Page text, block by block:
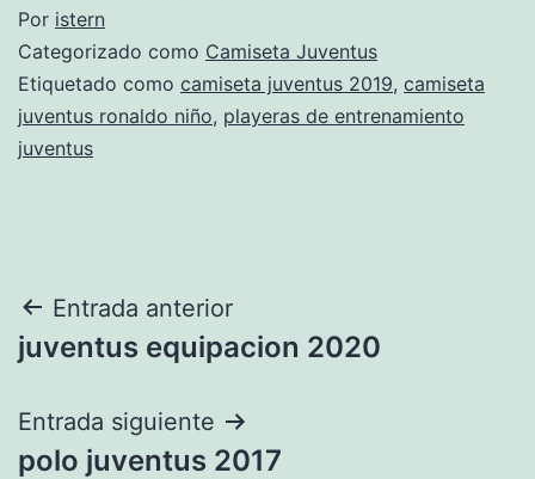
Por istern
Categorizado como Camiseta Juventus
Etiquetado como camiseta juventus 2019, camiseta
juventus ronaldo niño, playeras de entrenamiento
juventus
Navegación
de
entradas
Entrada anterior
juventus equipacion 2020
Entrada siguiente
polo juventus 2017